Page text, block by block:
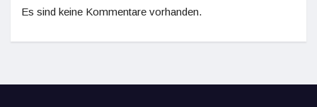
Es sind keine Kommentare vorhanden.